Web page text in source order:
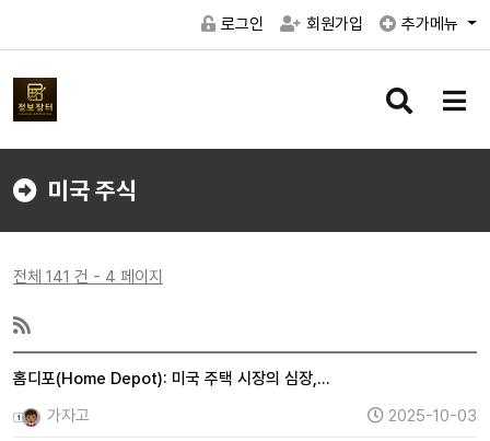
로그인 회원가입 추가메뉴
검
버
메
버
미국 주식
전체 141 건 - 4 페이지
홈디포(Home Depot): 미국 주택 시장의 심장,…
가자고
2025-10-03